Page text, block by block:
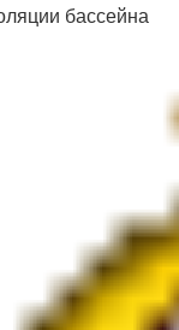
бассейна